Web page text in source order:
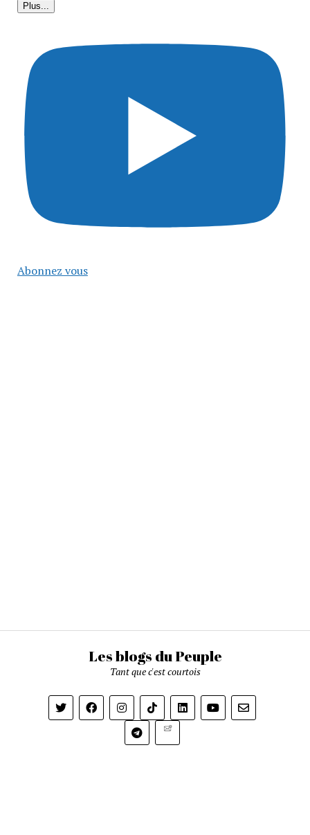
Plus...
Abonnez vous
Les blogs du Peuple
Tant que c'est courtois